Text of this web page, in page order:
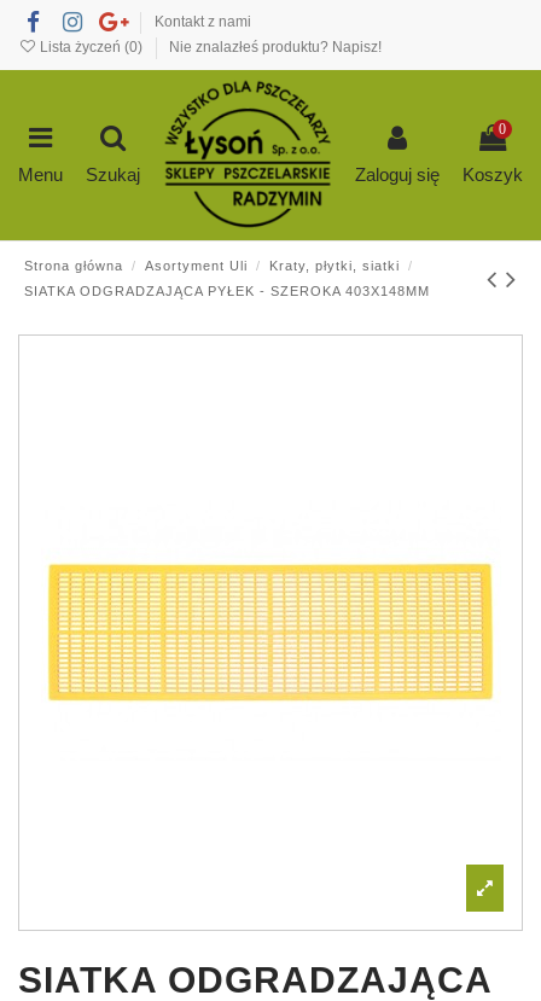
Kontakt z nami
Lista życzeń (0) Nie znalazłeś produktu? Napisz!
Menu Szukaj Zaloguj się
0
Koszyk
Strona główna Asortyment Uli
Kraty, płytki, siatki
SIATKA ODGRADZAJĄCA PYŁEK - SZEROKA 403X148MM
SIATKA ODGRADZAJĄCA